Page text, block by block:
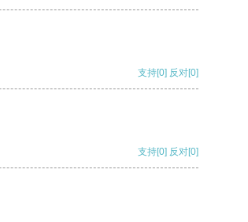
支持[0] 反对[0]
支持[0] 反对[0]